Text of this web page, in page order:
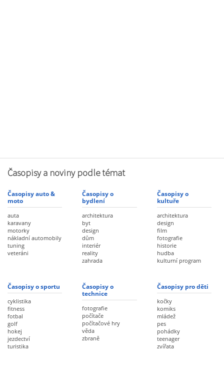
Časopisy a noviny podle témat
Časopisy auto &
moto
auta
karavany
motorky
nákladní automobily
tuning
veteráni
Časopisy o
bydlení
architektura
byt
design
dům
interiér
reality
zahrada
Časopisy o
kultuře
architektura
design
film
fotografie
historie
hudba
kulturní program
Časopisy o sportu
cyklistika
fitness
fotbal
golf
hokej
jezdectví
turistika
Časopisy o
technice
fotografie
počítače
počítačové hry
věda
zbraně
Časopisy pro děti
kočky
komiks
mládež
pes
pohádky
teenager
zvířata